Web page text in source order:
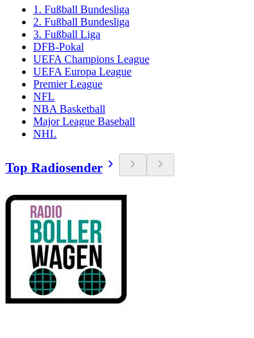
1. Fußball Bundesliga
2. Fußball Bundesliga
3. Fußball Liga
DFB-Pokal
UEFA Champions League
UEFA Europa League
Premier League
NFL
NBA Basketball
Major League Baseball
NHL
Top Radiosender